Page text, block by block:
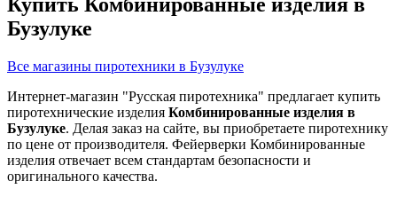
Бузулуке
Все магазины пиротехники в Бузулуке
Интернет-магазин "Русская пиротехника" предлагает купить
пиротехнические изделия Комбинированные изделия в
Бузулуке. Делая заказ на сайте, вы приобретаете пиротехнику
по цене от производителя. Фейерверки Комбинированные
изделия отвечает всем стандартам безопасности и
оригинального качества.